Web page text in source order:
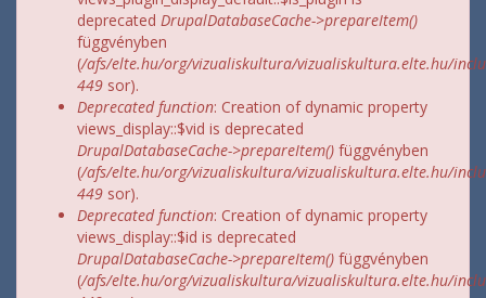
deprecated DrupalDatabaseCache->prepareItem()
függvényben
(/afs/elte.hu/org/vizualiskultura/vizualiskultura.elte.hu/
449 sor).
Deprecated function: Creation of dynamic property
views_display::$vid is deprecated
DrupalDatabaseCache->prepareItem() függvényben
(/afs/elte.hu/org/vizualiskultura/vizualiskultura.elte.hu/
449 sor).
Deprecated function: Creation of dynamic property
views_display::$id is deprecated
DrupalDatabaseCache->prepareItem() függvényben
(/afs/elte.hu/org/vizualiskultura/vizualiskultura.elte.hu/